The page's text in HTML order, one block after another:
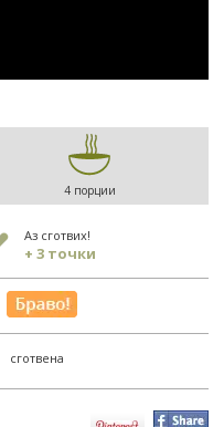
4 порции
Аз сготвих!
+ 3 точки
сготвена